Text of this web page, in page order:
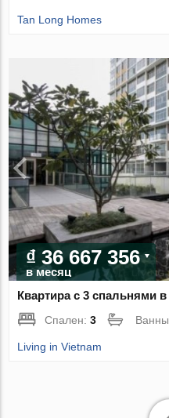
Tan Long Homes
₫ 36 667 356
в месяц
Квартира с 3 спальнями
Спален:3
Living in Vietnam